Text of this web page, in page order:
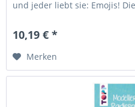
und jeder liebt sie: Emojis!
10,19 € *
Merken